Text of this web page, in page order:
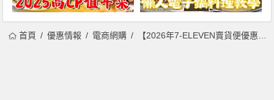
首頁 優惠情報 電商網購 【2026年7-ELEVEN賣貨便優惠碼】免運/全站折價券/運費折抵一次看！